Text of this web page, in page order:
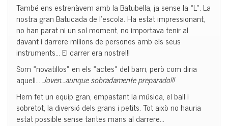
També ens estrenàvem amb la Batubella, ja sense la «L». La
nostra gran Batucada de l’escola. Ha estat impressionant,
no han parat ni un sol moment, no importava tenir al
davant i darrere milions de persones amb els seus
instruments… El carrer era nostre!!!
Som «novatillos» en els «actes» del barri, però com diria
aquell…Joven…aunquesobradamentepreparado!!!
Hem fet un equip gran, empastant la música, el ball i
sobretot, la diversió dels grans i petits. Tot això no hauria
estat possible sense tantes mans al darrere…